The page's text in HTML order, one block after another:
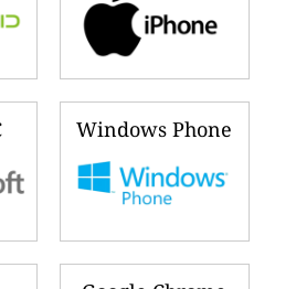
Windows Phone